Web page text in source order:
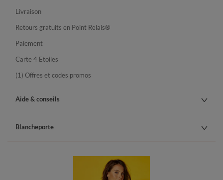
Livraison
Retours gratuits en Point Relais®
Paiement
Carte 4 Etoiles
(1) Offres et codes promos
Aide & conseils
Blancheporte